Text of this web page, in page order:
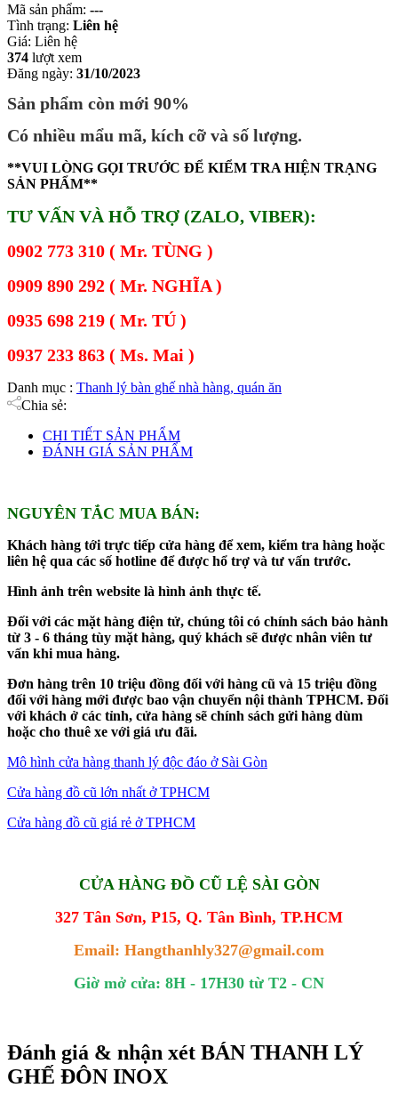
Mã sản phẩm: ---
Tình trạng: Liên hệ
Giá: Liên hệ
374 lượt xem
Đăng ngày: 31/10/2023
Sản phẩm còn mới 90%
Có nhiều mẩu mã, kích cỡ và số lượng.
**VUI LÒNG GỌI TRƯỚC ĐỂ KIỂM TRA HIỆN TRẠNG
SẢN PHẨM**
TƯ VẤN VÀ HỖ TRỢ (ZALO, VIBER):
0902 773 310 ( Mr. TÙNG )
0909 890 292 ( Mr. NGHĨA )
0935 698 219 ( Mr. TÚ )
0937 233 863 ( Ms. Mai )
Danh mục : Thanh lý bàn ghế nhà hàng, quán ăn
Chia sẻ:
CHI TIẾT SẢN PHẨM
ĐÁNH GIÁ SẢN PHẨM
NGUYÊN TẮC MUA BÁN:
Khách hàng tới trực tiếp cửa hàng để xem, kiểm tra hàng hoặc
liên hệ qua các số hotline để được hổ trợ và tư vấn trước.
Hình ảnh trên website là hình ảnh thực tế.
Đối với các mặt hàng điện tử, chúng tôi có chính sách bảo hành
từ 3 - 6 tháng tùy mặt hàng, quý khách sẽ được nhân viên tư
vấn khi mua hàng.
Đơn hàng trên 10 triệu đồng đối với hàng cũ và 15 triệu đồng
đối với hàng mới được bao vận chuyển nội thành TPHCM. Đối
với khách ở các tỉnh, cửa hàng sẽ chính sách gửi hàng dùm
hoặc cho thuê xe với giá ưu đãi.
Mô hình cửa hàng thanh lý độc đáo ở Sài Gòn
Cửa hàng đồ cũ lớn nhất ở TPHCM
Cửa hàng đồ cũ giá rẻ ở TPHCM
CỬA HÀNG ĐỒ CŨ LỆ SÀI GÒN
327 Tân Sơn, P15, Q. Tân Bình, TP.HCM
Email: Hangthanhly327@gmail.com
Giờ mở cửa: 8H - 17H30 từ T2 - CN
Đánh giá & nhận xét BÁN THANH LÝ
GHẾ ĐÔN INOX